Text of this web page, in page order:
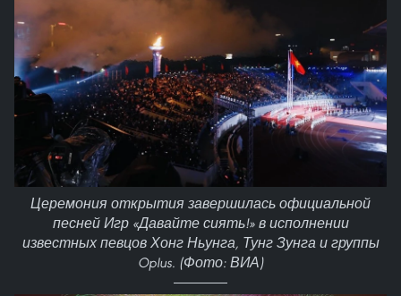
Церемония открытия завершилась официальной
песней Игр «Давайте сиять!» в исполнении
известных певцов Хонг Ньунга, Тунг Зунга и группы
Oplus. (Фото: ВИА)